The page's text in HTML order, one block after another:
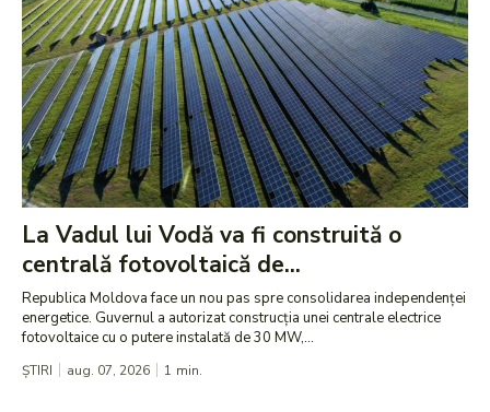
La Vadul lui Vodă va fi construită o
centrală fotovoltaică de...
Republica Moldova face un nou pas spre consolidarea independenței
energetice. Guvernul a autorizat construcția unei centrale electrice
fotovoltaice cu o putere instalată de 30 MW,...
ȘTIRI aug. 07, 2026 1 min.